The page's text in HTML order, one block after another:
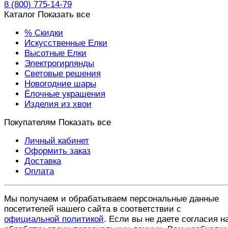
8 (800) 775-14-79
Каталог Показать все
% Скидки
Искусственные Елки
Высотные Елки
Электрогирлянды
Световые решения
Новогодние шары
Ёлочные украшения
Изделия из хвои
Покупателям Показать все
Личный кабинет
Оформить заказ
Доставка
Оплата
Мы получаем и обрабатываем персональные данные
посетителей нашего сайта в соответствии с
официальной политикой. Если вы не даете согласия